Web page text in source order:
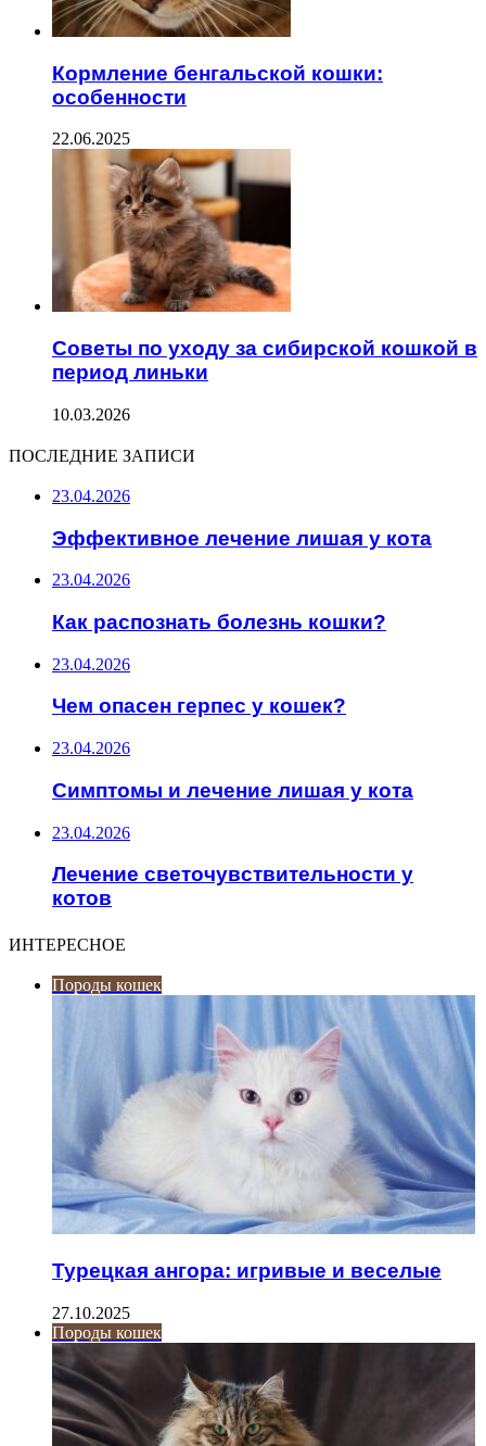
Кормление бенгальской кошки:
особенности
22.06.2025
Советы по уходу за сибирской кошкой в
период линьки
10.03.2026
ПОСЛЕДНИЕ ЗАПИСИ
23.04.2026
Эффективное лечение лишая у кота
23.04.2026
Как распознать болезнь кошки?
23.04.2026
Чем опасен герпес у кошек?
23.04.2026
Симптомы и лечение лишая у кота
23.04.2026
Лечение светочувствительности у
котов
ИНТЕРЕСНОЕ
Породы кошек
Турецкая ангора: игривые и веселые
27.10.2025
Породы кошек